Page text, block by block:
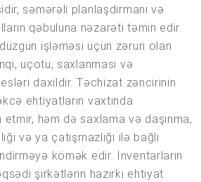
səmərəli planlaşdırmanı və
qəbuluna nəzarəti təmin edir.
işləməsi üçün zəruri olan
uçotu, saxlanması və
daxildir. Təchizat zəncirinin
ehtiyatların vaxtında
etmir, həm də saxlama və daşınma,
və ya çatışmazlığı ilə bağlı
kömək edir. İnventarların
şirkətlərin hazırkı ehtiyat